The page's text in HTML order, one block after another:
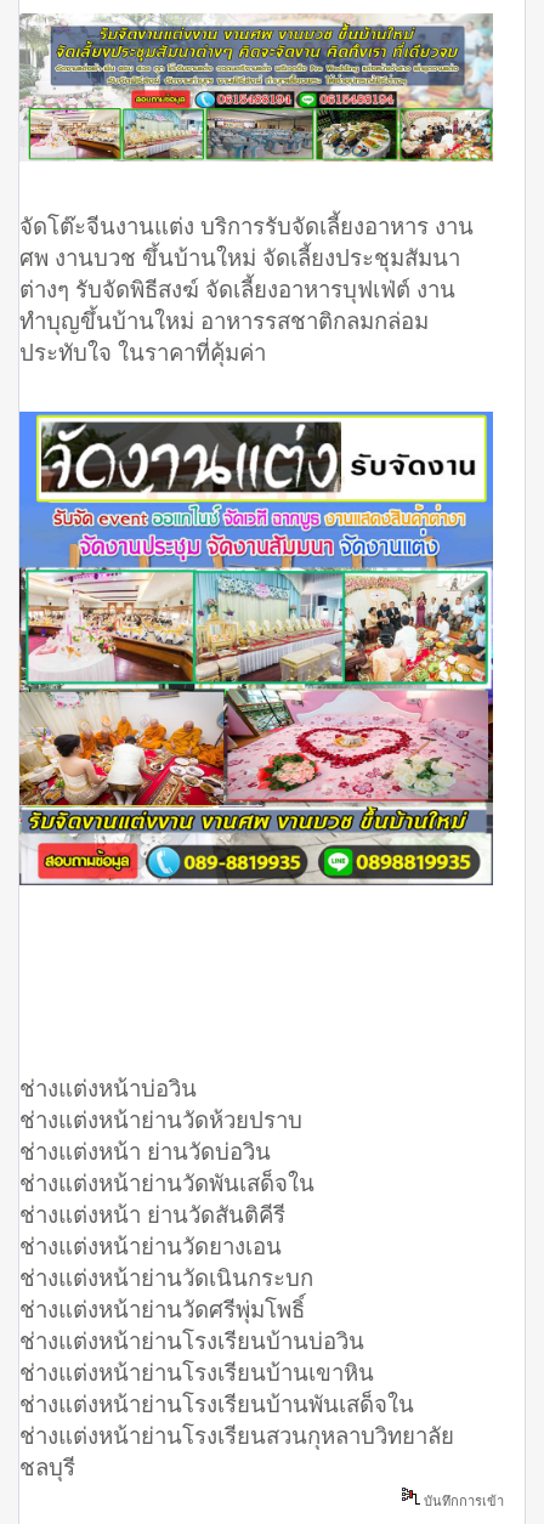
จัดโต๊ะจีนงานแต่ง บริการรับจัดเลี้ยงอาหาร งาน
ศพ งานบวช ขึ้นบ้านใหม่ จัดเลี้ยงประชุมสัมนา
ต่างๆ รับจัดพิธีสงฆ์ จัดเลี้ยงอาหารบุฟเฟ่ต์ งาน
ทำบุญขึ้นบ้านใหม่ อาหารรสชาติกลมกล่อม
ประทับใจ ในราคาที่คุ้มค่า
ช่างแต่งหน้าบ่อวิน
ช่างแต่งหน้าย่านวัดห้วยปราบ
ช่างแต่งหน้า ย่านวัดบ่อวิน
ช่างแต่งหน้าย่านวัดพันเสด็จใน
ช่างแต่งหน้า ย่านวัดสันติคีรี
ช่างแต่งหน้าย่านวัดยางเอน
ช่างแต่งหน้าย่านวัดเนินกระบก
ช่างแต่งหน้าย่านวัดศรีพุ่มโพธิ์
ช่างแต่งหน้าย่านโรงเรียนบ้านบ่อวิน
ช่างแต่งหน้าย่านโรงเรียนบ้านเขาหิน
ช่างแต่งหน้าย่านโรงเรียนบ้านพันเสด็จใน
ช่างแต่งหน้าย่านโรงเรียนสวนกุหลาบวิทยาลัย
ชลบุรี
บันทึกการเข้า